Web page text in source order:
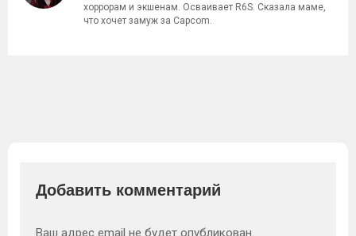
хоррорам и экшенам. Осваивает R6S. Сказала маме,
что хочет замуж за Capcom.
Добавить комментарий
Ваш адрес email не будет опубликован.